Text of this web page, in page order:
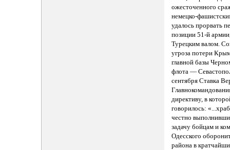
ожесточенного
немецко-
удалось прорвать
позиции 51-й
Турецким валом.
угроза потери
главной базы
флота —
сентября Ставка
директиву, в
говорилось:
честно
задачу бойцам и
Одесского
района в